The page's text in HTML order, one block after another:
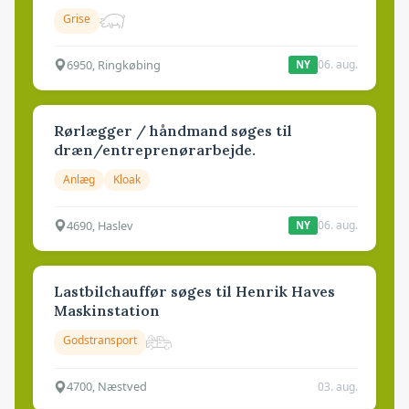
Grise
6950, Ringkøbing NY 06. aug.
Rørlægger / håndmand søges til
dræn/entreprenørarbejde.
Anlæg Kloak
4690, Haslev NY 06. aug.
Lastbilchauffør søges til Henrik Haves
Maskinstation
Godstransport
4700, Næstved 03. aug.